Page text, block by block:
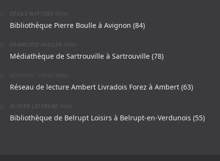
CÉCILE NATTERO dans
Bibliothèque Pierre Boulle à Avignon (84)
FRANCOISE MULLER dans
Médiathèque de Sartrouville à Sartrouville (78)
dans
Réseau de lecture Ambert Livradois Forez à Ambert (63)
OLIVIER LEFEBVRE dans
Bibliothèque de Belrupt Loisirs à Belrupt-en-Verdunois (55)